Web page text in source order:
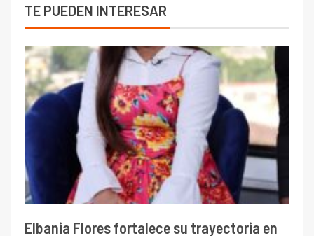
TE PUEDEN INTERESAR
Elbania Flores fortalece su trayectoria en